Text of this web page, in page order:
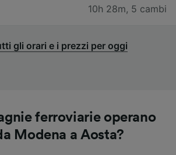
10h 28m, 5 cambi
gli orari e i prezzi per oggi
ferroviarie operano
Modena a Aosta?